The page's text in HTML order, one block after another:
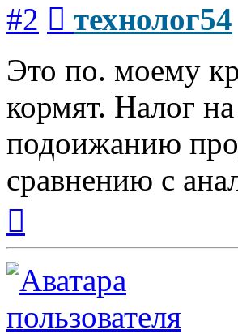
#2 технолог54
Это по. моему
кормят. Налог
подоижанию
сравнению с
началу